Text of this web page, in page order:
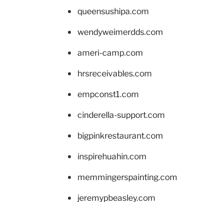
queensushipa.com
wendyweimerdds.com
ameri-camp.com
hrsreceivables.com
empconst1.com
cinderella-support.com
bigpinkrestaurant.com
inspirehuahin.com
memmingerspainting.com
jeremypbeasley.com